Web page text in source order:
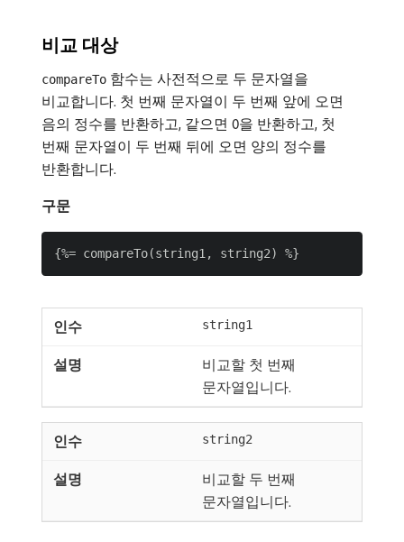
비교 대상
compareTo 함수는 사전적으로 두 문자열을
비교합니다. 첫 번째 문자열이 두 번째 앞에 오면
음의 정수를 반환하고, 같으면 0을 반환하고, 첫
번째 문자열이 두 번째 뒤에 오면 양의 정수를
반환합니다.
구문
string1
비교할 첫 번째
문자열입니다.
string2
비교할 두 번째
문자열입니다.